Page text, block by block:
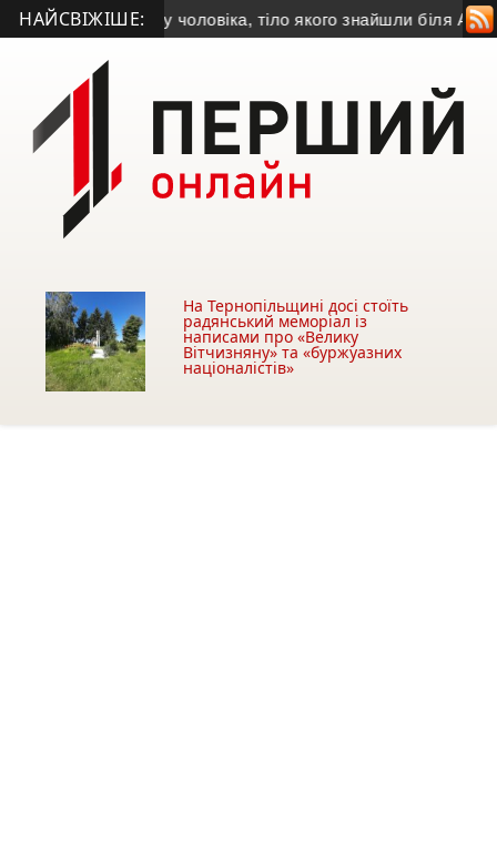
НАЙСВІЖІШЕ:особу чоловіка, тіло якого знайшли біля АЗС у
На Тернопільщині досі стоїть
радянський меморіал із
написами про «Велику
Вітчизняну» та «буржуазних
націоналістів»